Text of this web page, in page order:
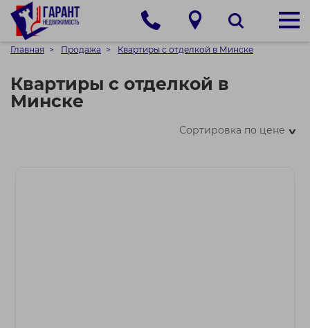
Главная Продажа Квартиры с отделкой в Минске
Квартиры с отделкой в
Минске
Сортировка по цене>